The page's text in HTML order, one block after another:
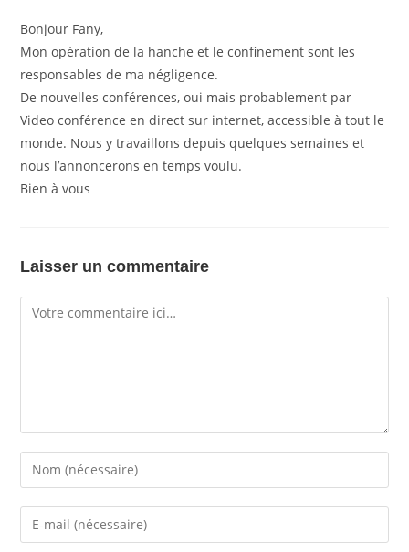
Bonjour Fany,
Mon opération de la hanche et le confinement sont les
responsables de ma négligence.
De nouvelles conférences, oui mais probablement par
Video conférence en direct sur internet, accessible à tout le
monde. Nous y travaillons depuis quelques semaines et
nous l’annoncerons en temps voulu.
Bien à vous
Laisser un commentaire
Comment
Enter
your
name
Enter
your